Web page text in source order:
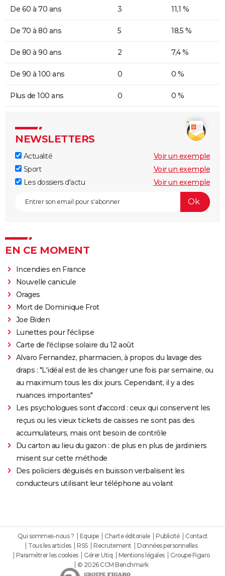
De 60 à 70 ans 3 11,1 %
De 70 à 80 ans 5 18,5 %
De 80 à 90 ans 2 7,4 %
De 90 à 100 ans 0 0 %
Plus de 100 ans 0 0 %
NEWSLETTERS
Actualité
Voir un exemple
Sport
Voir un exemple
Les dossiers d'actu
Voir un exemple
EN CE MOMENT
Incendies en France
Nouvelle canicule
Orages
Mort de Dominique Frot
Joe Biden
Lunettes pour l'éclipse
Carte de l'éclipse solaire du 12 août
Alvaro Fernandez, pharmacien, à propos du lavage des
draps : "L'idéal est de les changer une fois par semaine, ou
au maximum tous les dix jours. Cependant, il y a des
nuances importantes"
Les psychologues sont d'accord : ceux qui conservent les
reçus ou les vieux tickets de caisses ne sont pas des
accumulateurs, mais ont besoin de contrôle
Du carton au lieu du gazon : de plus en plus de jardiniers
misent sur cette méthode
Des policiers déguisés en buisson verbalisent les
conducteurs utilisant leur téléphone au volant
Qui sommes-nous ? Equipe Charte éditoriale Publicité
Contact
Tous les articles
RSS Recrutement
Données personnelles
Paramétrer les cookies
Gérer Utiq Mentions légales
Groupe Figaro
© 2026 CCM Benchmark